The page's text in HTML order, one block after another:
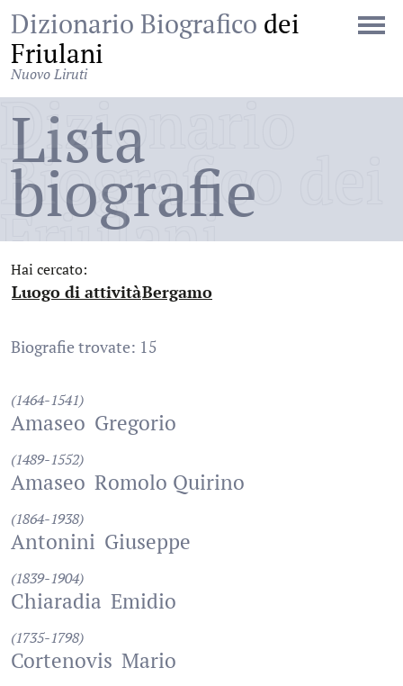
Dizionario Biografico dei
Friulani
Nuovo Liruti
Dizionario
Biografico dei
Friulani
Lista
biografie
Hai cercato:
Luogo di attività
:Bergamo
Biografie trovate: 15
(1464-1541)
Amaseo Gregorio
(1489-1552)
Amaseo Romolo Quirino
(1864-1938)
Antonini Giuseppe
(1839-1904)
Chiaradia Emidio
(1735-1798)
Cortenovis Mario